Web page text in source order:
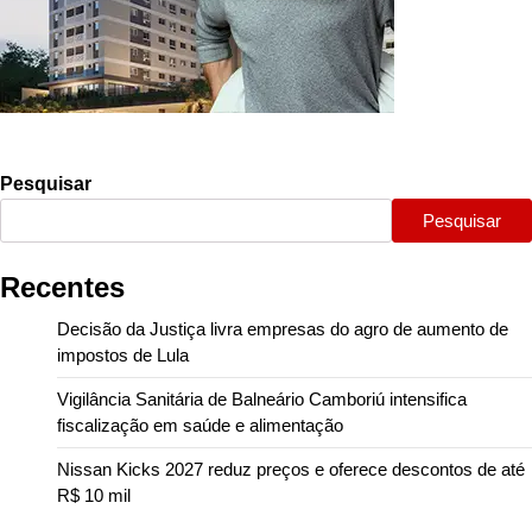
Pesquisar
Pesquisar
Recentes
Decisão da Justiça livra empresas do agro de aumento de
impostos de Lula
Vigilância Sanitária de Balneário Camboriú intensifica
fiscalização em saúde e alimentação
Nissan Kicks 2027 reduz preços e oferece descontos de até
R$ 10 mil